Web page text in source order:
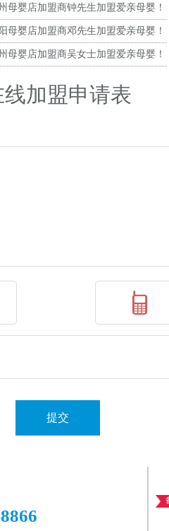
母婴店加盟商钟先生加盟爱亲母婴！
！
母婴店加盟商邓先生加盟爱亲母婴！
！
母婴店加盟商吴女士加盟爱亲母婴！
线加盟申请表
提交